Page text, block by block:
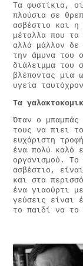
Τα φυστίκια,
πλούσια σε
ασβέστιο και η
μέταλλα που τα
αλλά μάλλον δε
την άμυνα του
διάλειμμα του
βλέποντας μια
υγεία
Τα
Όταν ο
τους να πιει
ευχάριστη
ένα πολύ καλό
οργανισμού.
ασβέστιο,
και στα
ένα γιαούρτι
γεύσεις είναι
το παιδί να το